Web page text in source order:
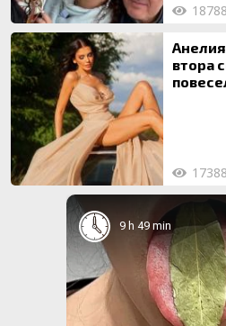
18788
втора
17388
9 h 49 min